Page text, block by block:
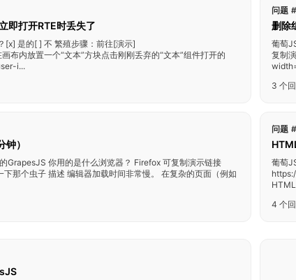
即打开RTE时丢失了
[x] 是的[ ] 不 繁殖步骤：前往[演示]
布内放置一个“文本”方块点击刚刚丢弃的“文本”组件打开的
i...
问题
删除
葡萄
复制
3 个
）
GrapesJS 你用的是什么浏览器？ Firefox 可复制演示链接
那个虫子 描述 编辑器加载时间非常慢。 在复杂的页面（例如
问题
葡萄
4 个